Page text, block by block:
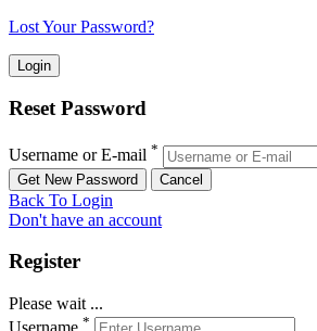
Lost Your Password?
Reset Password
Username or E-mail *
Back To Login
Don't have an account
Register
Please wait ...
*